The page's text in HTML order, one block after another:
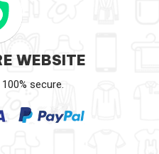
WEBSITE
secure.